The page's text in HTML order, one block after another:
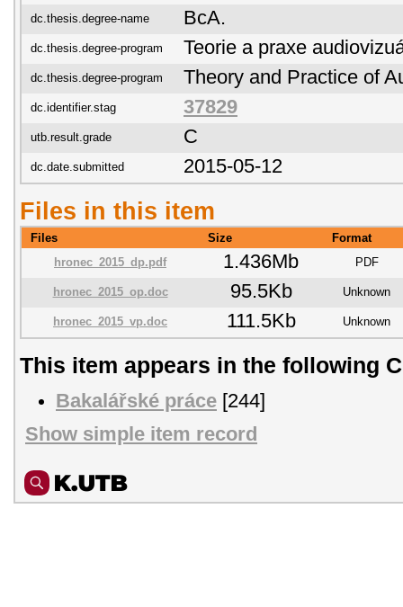
dc.thesis.degree-name BcA.
dc.thesis.degree-program Teorie a praxe
dc.thesis.degree-program Theory and Practice of
dc.identifier.stag 37829
utb.result.grade C
dc.date.submitted 2015-05-12
Files in this item
Files Size
Format
hronec_2015_dp.pdf
1.436Mb PDF
hronec_2015_op.doc 95.5Kb Unknown
hronec_2015_vp.doc 111.5Kb Unknown
This item appears in the following
Bakalářské práce [244]
Show simple item record